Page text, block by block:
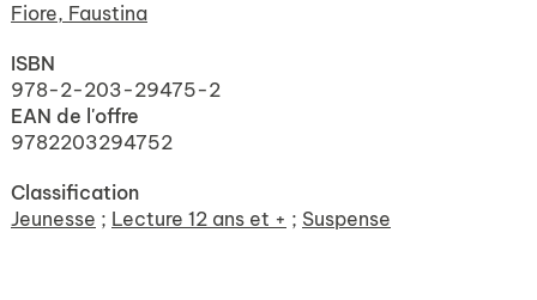
Fiore, Faustina
ISBN
978-2-203-29475-2
EAN de l'offre
9782203294752
Classification
Jeunesse ; Lecture 12 ans et + ; Suspense